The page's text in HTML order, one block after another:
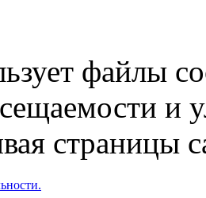
файлы
и
страницы